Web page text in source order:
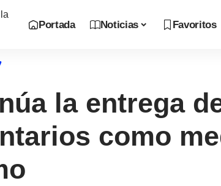
Portada Noticias Favoritos
la entrega
como